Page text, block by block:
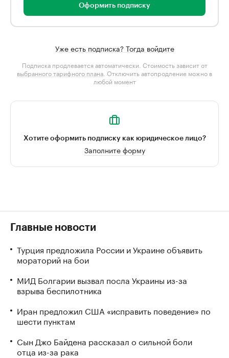
Оформить подписку
Уже есть подписка? Тогда войдите
Подписка продлевается автоматически. Стоимость зависит от
выбранного тарифного плана . Отключить автопродление можно в
любой момент
Хотите оформить подписку как юридическое лицо?
Заполните форму
Главные новости
Турция предложила России и Украине объявить
мораторий на бои
МИД Болгарии вызвал посла Украины из-за
взрыва беспилотника
Иран предложил США «исправить поведение» по
шести пунктам
Сын Джо Байдена рассказал о сильной боли
отца из-за рака